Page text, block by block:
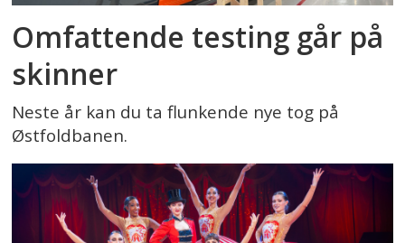
Omfattende testing går på
skinner
Neste år kan du ta flunkende nye tog på
Østfoldbanen.